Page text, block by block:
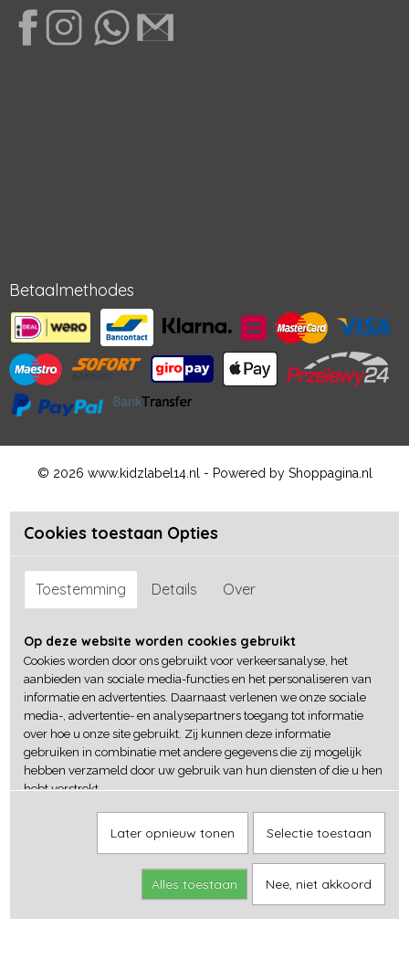
Betaalmethodes
© 2026 www.kidzlabel14.nl - Powered by Shoppagina.nl
Cookies toestaan Opties
Toestemming Details Over
Op deze website worden cookies gebruikt
Cookies worden door ons gebruikt voor verkeersanalyse, het
aanbieden van sociale media-functies en het personaliseren van
informatie en advertenties. Daarnaast verlenen we onze sociale
media-, advertentie- en analysepartners toegang tot informatie
over hoe u onze site gebruikt. Zij kunnen deze informatie
gebruiken in combinatie met andere gegevens die zij mogelijk
hebben verzameld door uw gebruik van hun diensten of die u hen
hebt verstrekt.
Later opnieuw tonen Selectie toestaan
Alles toestaan Nee, niet akkoord